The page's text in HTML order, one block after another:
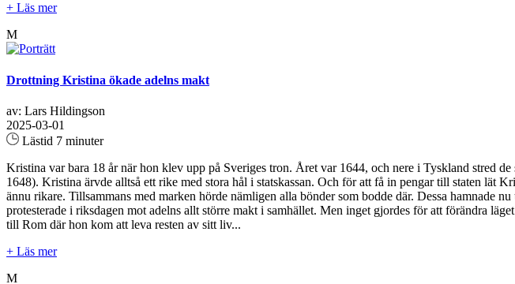
+ Läs mer
M
Drottning Kristina ökade adelns makt
av: Lars Hildingson
2025-03-01
Lästid 7 minuter
Kristina var bara 18 år när hon klev upp på Sveriges tron. Året var 1644, och nere i Tyskland stred
1648). Kristina ärvde alltså ett rike med stora hål i statskassan. Och för att få in pengar till staten lät
ännu rikare. Tillsammans med marken hörde nämligen alla bönder som bodde där. Dessa hamnade
protesterade i riksdagen mot adelns allt större makt i samhället. Men inget gjordes för att förändra
till Rom där hon kom att leva resten av sitt liv...
+ Läs mer
M